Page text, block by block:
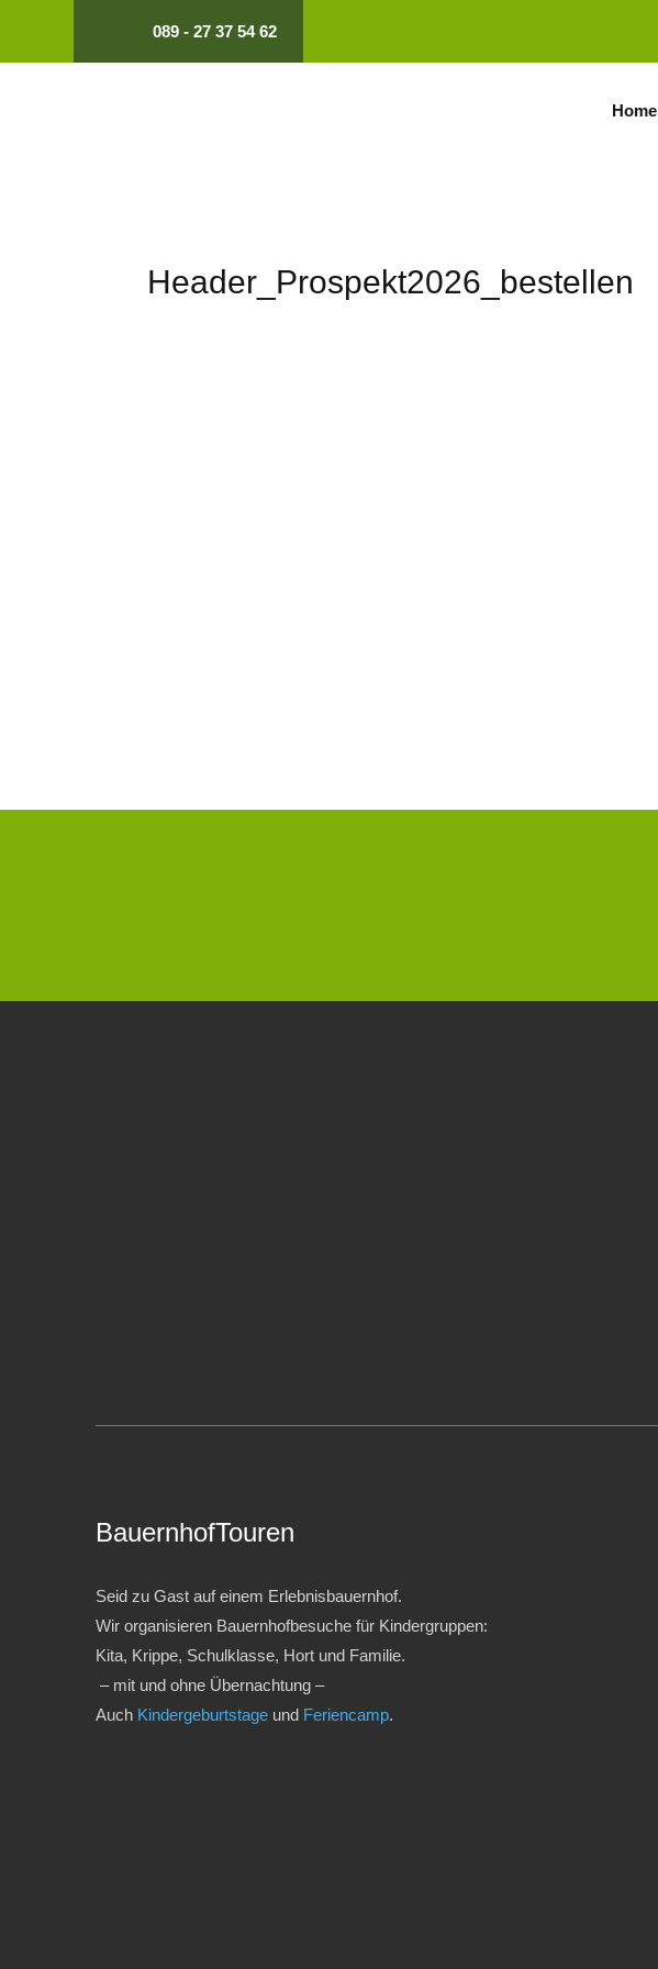
089 - 27 37 54 62
Home
Header_Prospekt2026_bestellen
BauernhofTouren
Seid zu Gast auf einem Erlebnisbauernhof.
Wir organisieren Bauernhofbesuche für Kindergruppen:
Kita, Krippe, Schulklasse, Hort und Familie.
– mit und ohne Übernachtung –
Auch Kindergeburtstage und Feriencamp.